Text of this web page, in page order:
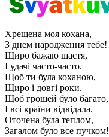
Хрещена моя кохана,
З днем ​​народження тебе!
Щиро бажаю щастя,
І удачі часто-часто.
Щоб ти була коханою,
Щиро і довгі роки.
Щоб грошей було багато,
І всі країни відвідала.
Оточена була теплом,
Загалом було все пучком!